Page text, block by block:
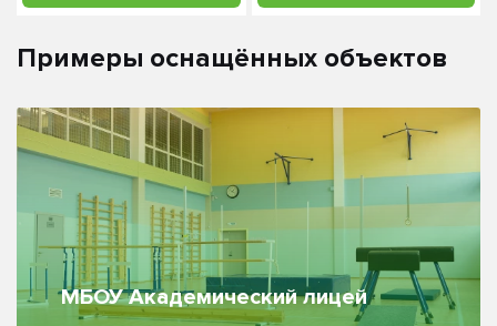
Примеры оснащённых объектов
МБОУ Академический лицей